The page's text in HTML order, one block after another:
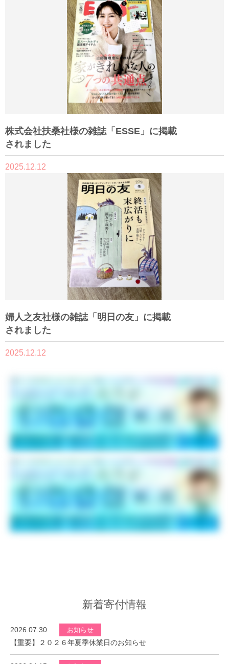
株式会社扶桑社様の雑誌「ESSE」に掲載
されました
2025.12.12
婦人之友社様の雑誌「明日の友」に掲載
されました
2025.12.12
新着寄付情報
2026.07.30 お知らせ
【重要】２０２６年夏季休業日のお知らせ